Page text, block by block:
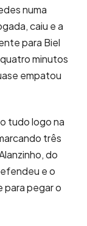
numa
caiu e a
para Biel
minutos
empatou
tudo logo na
três
do
e o
para pegar o